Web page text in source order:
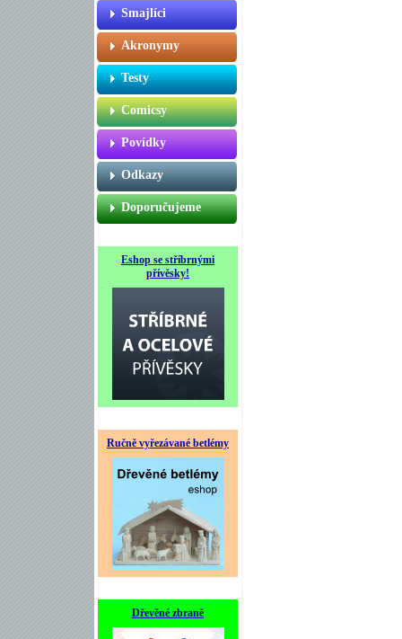
Smajlíci
Akronymy
Testy
Comicsy
Povídky
Odkazy
Doporučujeme
Eshop se stříbrnými
přívěsky!
Ručně vyřezávané betlémy
Dřevěné zbraně